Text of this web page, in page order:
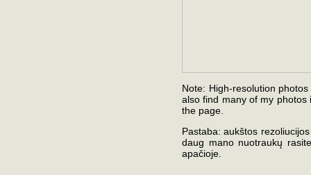
Note: High-resolution
also find many of my photos
the page.
Pastaba: aukštos
daug mano nuotraukų
apačioje.